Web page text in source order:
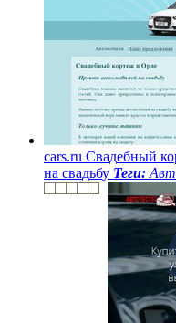
cars.ru Свадебный ко
на свадьбу Теги: